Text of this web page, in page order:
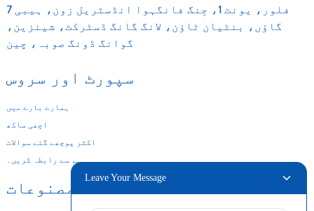
7 فلور، یونٹ 1، جِنگ فانگہوا انڈسٹریل زون، ہیبی
گاؤں، بنٹیان ٹاؤن، لانگ گانگ ڈسٹرکٹ، شینزین،
گوانگ ڈونگ صوبہ، چین
سپورٹ اور سروس
ہمارے بارے میں
اچھی ساکھ
اکثر پوچھے گئے سوالات
ہم سے رابطہ کریں۔
ہماری مصنوعات
Leave Your Message